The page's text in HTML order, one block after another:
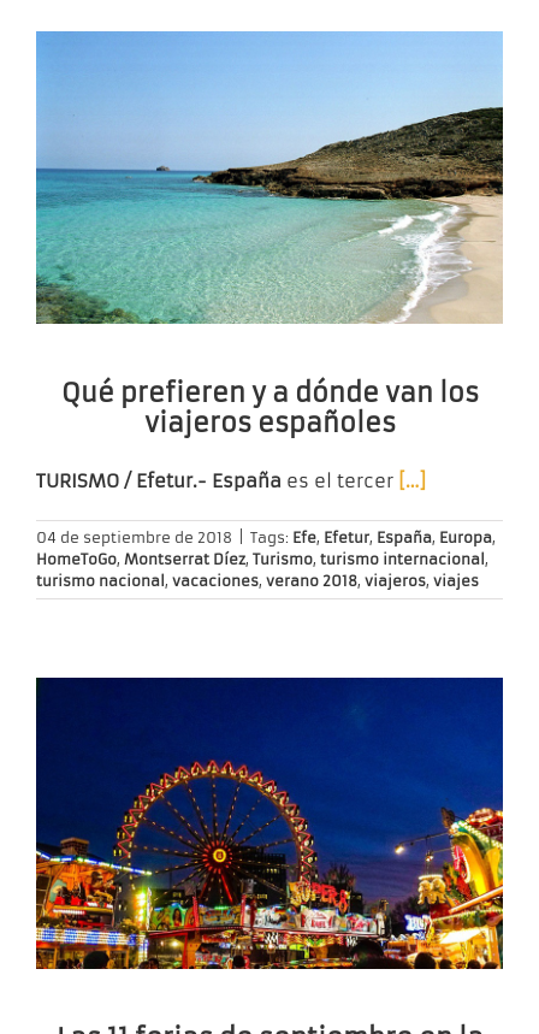
Qué prefieren y a dónde van los
viajeros españoles
TURISMO / Efetur.- España es el tercer […]
04 de septiembre de 2018 Tags: Efe, Efetur, España, Europa,
HomeToGo, Montserrat Díez, Turismo, turismo internacional,
turismo nacional, vacaciones, verano 2018, viajeros, viajes